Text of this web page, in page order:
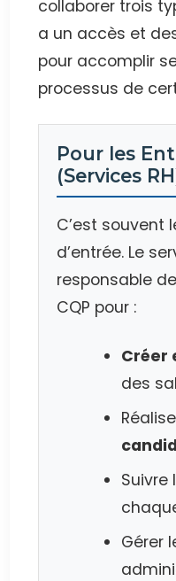
collaborer trois
a un accès et
pour accomplir
processus de
Pour les
(Services
C’est souvent
d’entrée. Le
responsable
CQP pour :
Créer
des
Suivre
Gérer